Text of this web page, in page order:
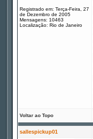
Registrado em: Terça-Feira, 27
de Dezembro de 2005
Mensagens: 10463
Localização: Rio de Janeiro
Voltar ao Topo
sallespickup01